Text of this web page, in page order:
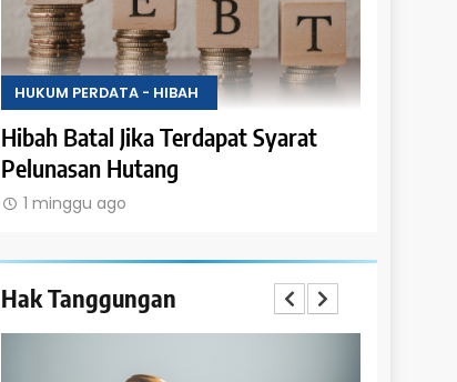
HUKUM PERDATA - HIBAH
Hibah Batal Jika Terdapat Syarat
Pelunasan Hutang
1 minggu ago
Hak Tanggungan